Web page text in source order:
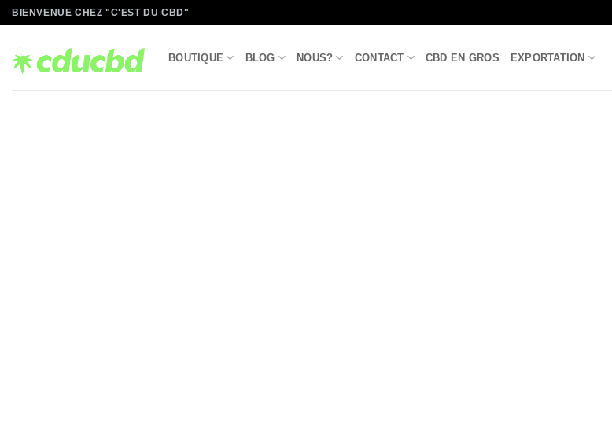
Passer
au
contenu
BIENVENUE CHEZ "C'EST DU CBD"
BOUTIQUE BLOG NOUS? CONTACT CBD EN GROS EXPORTATION